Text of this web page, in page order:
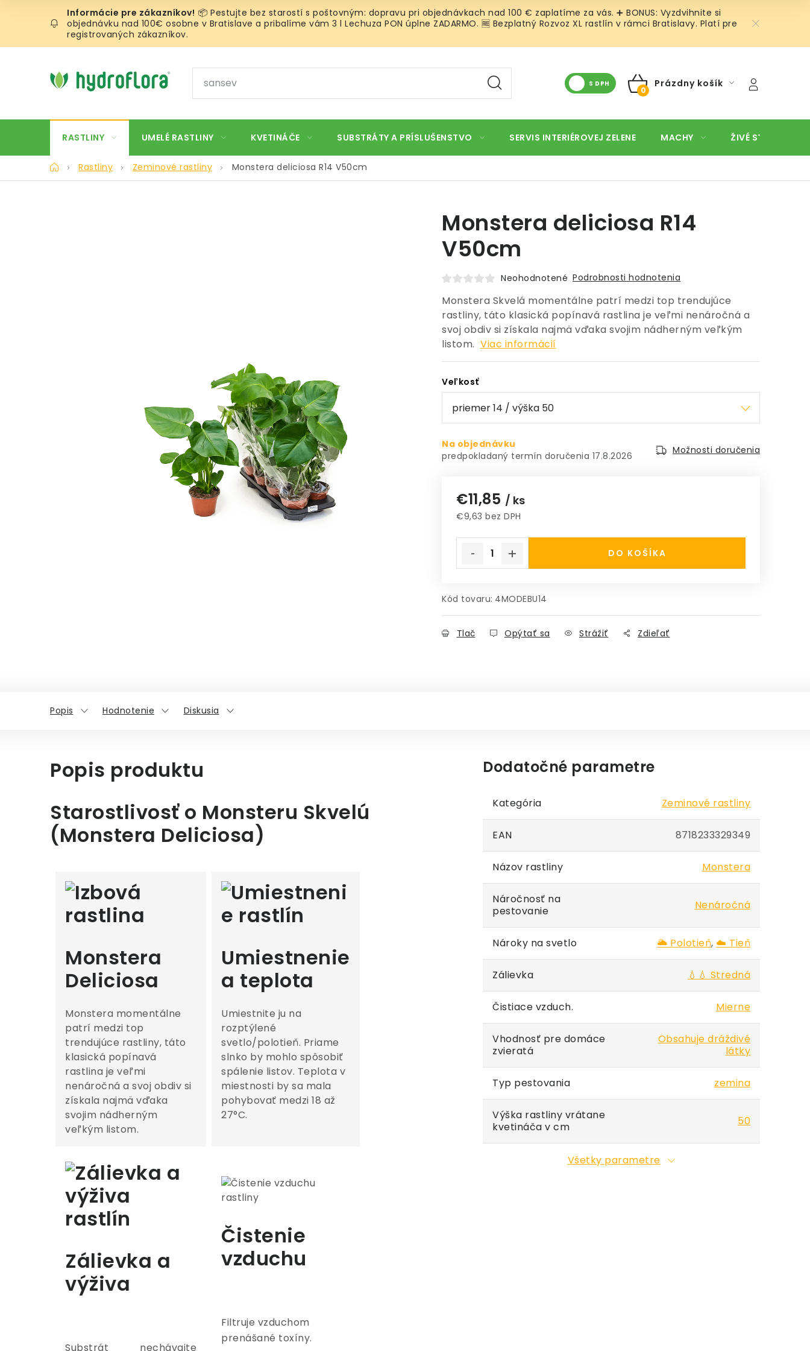
📦 Pestujte bez starostí s poštovným: dopravu pri objednávkach nad 100 € zaplatíme za vás. ➕ BONUS: Vyzdvihnite si
objednávku nad 100€ osobne v Bratislave a pribalíme vám 3 l Lechuza PON úplne ZADARMO. 🆓 Bezplatný Rozvoz XL rastlín v rámci Bratislavy. Platí pre
registrovaných zákazníkov.
S DPH
NÁKUPNÝ
Prázdny košík
RASTLINY UMELÉ RASTLINY KVETINÁČE SUBSTRÁTY A PRÍSLUŠENSTVO SERVIS INTERIÉROVEJ ZELENE MACHY ŽIVÉ STENY
DomovRastliny Zeminové rastliny Monstera deliciosa R14 V50cm
Monstera deliciosa R14
V50cm
Neohodnotené Podrobnosti hodnotenia
Monstera Skvelá momentálne patrí medzi top trendujúce
rastliny, táto klasická popínavá rastlina je veľmi nenáročná a
svoj obdiv si získala najmä vďaka svojim nádherným veľkým
listom. Viac informácií
Veľkosť
Na objednávku
17.8.2026
Možnosti doručenia
€11,85 / ks
€9,63 bez DPH
DO KOŠÍKA
Kód tovaru: 4MODEBU14
Tlač Opýtať sa Strážiť Zdieľať
Popis Hodnotenie Diskusia
Popis produktu
Starostlivosť o Monsteru Skvelú
(Monstera Deliciosa)
Monstera
Deliciosa
Monstera momentálne
patrí medzi top
trendujúce rastliny, táto
klasická popínavá
rastlina je veľmi
nenáročná a svoj obdiv si
získala najmä vďaka
svojim nádherným
veľkým listom.
Umiestnenie
a teplota
Umiestnite ju na
rozptýlené
svetlo/polotieň. Priame
slnko by mohlo spôsobiť
spálenie listov. Teplota v
miestnosti by sa mala
pohybovať medzi 18 až
27°C.
Zálievka a
výživa
Substrát nechávajte
Čistenie
vzduchu
Filtruje vzduchom
prenášané toxíny.
Dodatočné parametre
Kategória Zeminové rastliny
EAN 8718233329349
Názov rastliny Monstera
Náročnosť na
pestovanie
Nenáročná
Nároky na svetlo 🌥️ Polotieň, ☁️ Tieň
Zálievka 💧💧 Stredná
Čistiace vzduch. Mierne
Vhodnosť pre domáce
zvieratá
Obsahuje dráždivé
látky
Typ pestovania zemina
Výška rastliny vrátane
kvetináča v cm
50
Všetky parametre